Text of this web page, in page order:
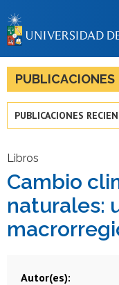
PUBLICACIONES
PUBLICACIONES
Libros
Cambio
naturales:
Autor(es)